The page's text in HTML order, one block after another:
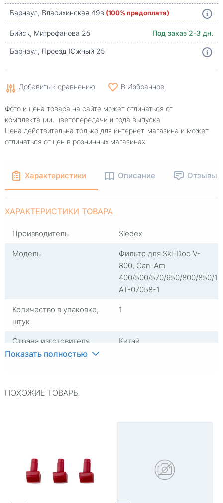
Барнаул, Власихинская 49в (100% предоплата)
Бийск, Митрофанова 2б
Под заказ 2-3 дн.
Барнаул, Проезд Южный 25
Добавить к сравнению В Избранное
Фото и цена товара на сайте может отличаться от
комплектации, цветопередачи и года выпуска
Цена действительна только для интернет-магазина и может
отличаться от цен в розничных магазинах
Характеристики Описание Отзывы
ХАРАКТЕРИСТИКИ ТОВАРА
Производитель
Sledex
Модель
Фильтр для Ski-Doo V-
800, Can-Am
400/500/570/650/800/850/
AT-07058-1
Количество в упаковке,
штук
1
Страна изготовителя
Китай
Гарантия
Показать полностью
ПОХОЖИЕ ТОВАРЫ